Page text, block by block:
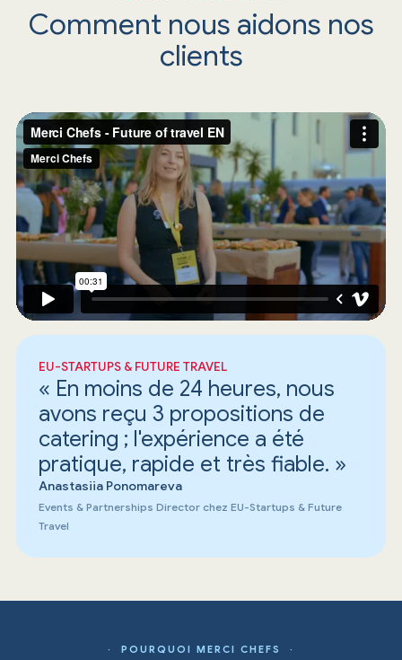
Comment nous aidons nos
clients
EU-STARTUPS & FUTURE TRAVEL
« En moins de 24 heures, nous
avons reçu 3 propositions de
catering ; l'expérience a été
pratique, rapide et très fiable. »
Anastasiia Ponomareva
Events & Partnerships Director chez EU-Startups & Future
Travel
· POURQUOI MERCI CHEFS ·